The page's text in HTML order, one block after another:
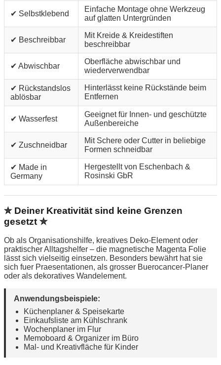
✔ Selbstklebend
Einfache Montage ohne Werkzeug
auf glatten Untergründen
✔ Beschreibbar
Mit Kreide & Kreidestiften
beschreibbar
✔ Abwischbar
Oberfläche abwischbar und
wiederverwendbar
✔ Rückstandslos
ablösbar
Hinterlässt keine Rückstände beim
Entfernen
✔ Wasserfest
Geeignet für Innen- und geschützte
Außenbereiche
✔ Zuschneidbar
Mit Schere oder Cutter in beliebige
Formen schneidbar
✔ Made in
Germany
Hergestellt von Eschenbach &
Rosinski GbR
✮ Deiner Kreativität sind keine Grenzen
gesetzt ✮
Ob als Organisationshilfe, kreatives Deko-Element oder
praktischer Alltagshelfer – die magnetische Magenta Folie
lässt sich vielseitig einsetzen. Besonders bewährt hat sie
sich fuer Praesentationen, als grosser Buerocancer-Planer
oder als dekoratives Wandelement.
Anwendungsbeispiele:
Küchenplaner & Speisekarte
Einkaufsliste am Kühlschrank
Wochenplaner im Flur
Memoboard & Organizer im Büro
Mal- und Kreativfläche für Kinder